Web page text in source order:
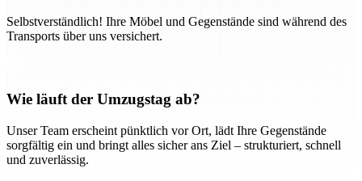
Selbstverständlich! Ihre Möbel und Gegenstände sind während des
Transports über uns versichert.
Wie läuft der Umzugstag ab?
Unser Team erscheint pünktlich vor Ort, lädt Ihre Gegenstände
sorgfältig ein und bringt alles sicher ans Ziel – strukturiert, schnell
und zuverlässig.